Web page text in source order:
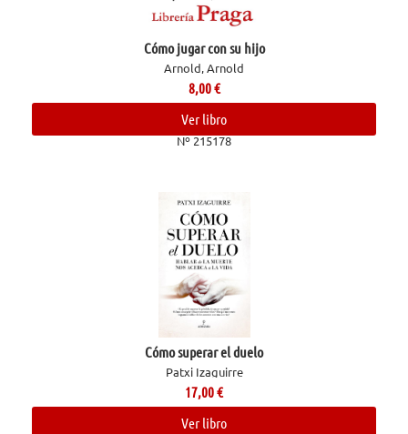
Cómo jugar con su hijo
Arnold, Arnold
8,00€
Ver libro
Nº 215178
Cómo superar el duelo
Patxi Izaguirre
17,00€
Ver libro